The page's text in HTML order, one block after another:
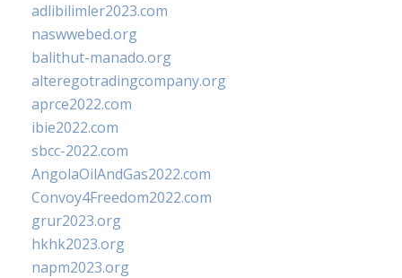
adlibilimler2023.com
naswwebed.org
balithut-manado.org
alteregotradingcompany.org
aprce2022.com
ibie2022.com
sbcc-2022.com
AngolaOilAndGas2022.com
Convoy4Freedom2022.com
grur2023.org
hkhk2023.org
napm2023.org